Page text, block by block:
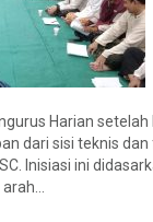
Harian
dari sisi teknis
Inisiasi ini